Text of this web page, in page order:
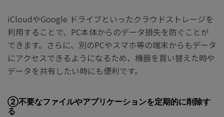
iCloudやGoogle ドライブといったクラウドストレージを
利用することで、PC本体からのデータ損失を防ぐことが
できます。さらに、別のPCやスマホ等の端末からもデータ
にアクセスできるようになるため、機器を買い替えた時や
データを共有したい時にも便利です。
②不要なファイルやアプリケーションを定期的に削除す
る